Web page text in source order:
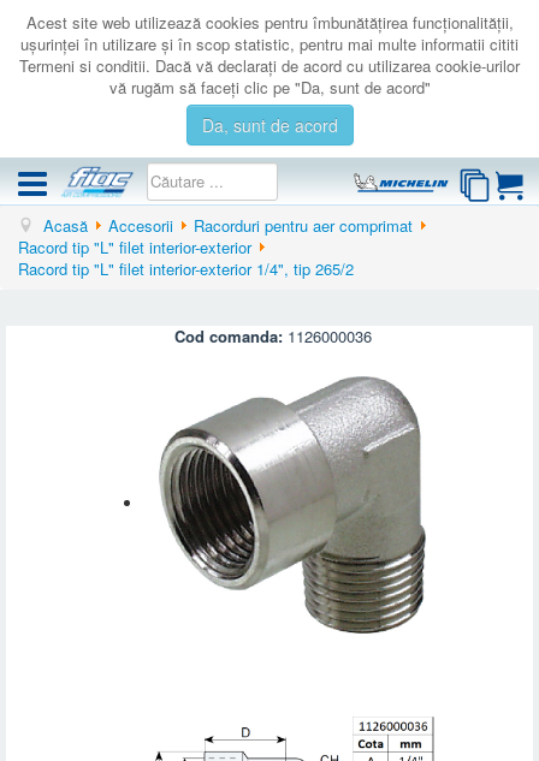
Acest site web utilizează cookies pentru îmbunătăţirea funcţionalităţii,
uşurinţei în utilizare şi în scop statistic, pentru mai multe informatii cititi
Termeni si conditii. Dacă vă declaraţi de acord cu utilizarea cookie-urilor
vă rugăm să faceţi clic pe "Da, sunt de acord"
Da, sunt de acord
COMPRESOARE
ACCESORII
AUTENTIFICARE
Acasă Accesorii
Racorduri pentru aer comprimat
Racord tip "L" filet interior-exterior
Racord tip "L" filet interior-exterior 1/4", tip 265/2
Cod comanda: 1126000036